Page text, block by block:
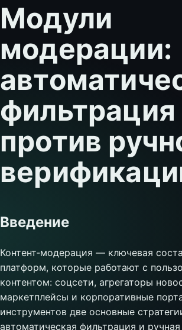
Модули
модерации:
фильтрация
против
Введение
Контент‑модерация — ключевая
платформ, которые работают с
контентом: соцсети, агрегаторы
маркетплейсы и корпоративные
инструментов две основные
автоматическая фильтрация и